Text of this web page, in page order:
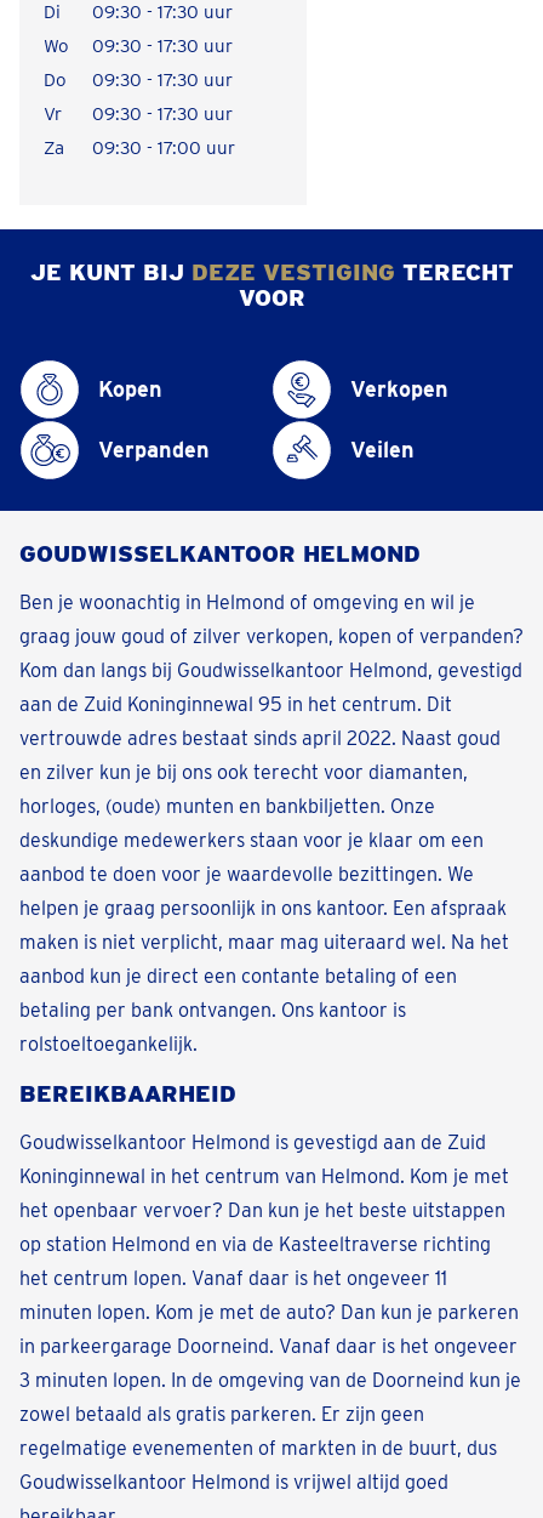
Di
09:30 - 17:30 uur
Wo
09:30 - 17:30 uur
Do
09:30 - 17:30 uur
Vr
09:30 - 17:30 uur
Za
09:30 - 17:00 uur
JE KUNT BIJ DEZE VESTIGING TERECHT
VOOR
Kopen Verkopen
Verpanden Veilen
GOUDWISSELKANTOOR HELMOND
Ben je woonachtig in Helmond of omgeving en wil je
graag jouw goud of zilver verkopen, kopen of verpanden?
Kom dan langs bij Goudwisselkantoor Helmond, gevestigd
aan de Zuid Koninginnewal 95 in het centrum. Dit
vertrouwde adres bestaat sinds april 2022. Naast goud
en zilver kun je bij ons ook terecht voor diamanten,
horloges, (oude) munten en bankbiljetten. Onze
deskundige medewerkers staan voor je klaar om een
aanbod te doen voor je waardevolle bezittingen. We
helpen je graag persoonlijk in ons kantoor. Een afspraak
maken is niet verplicht, maar mag uiteraard wel. Na het
aanbod kun je direct een contante betaling of een
betaling per bank ontvangen. Ons kantoor is
rolstoeltoegankelijk.
BEREIKBAARHEID
Goudwisselkantoor Helmond is gevestigd aan de Zuid
Koninginnewal in het centrum van Helmond. Kom je met
het openbaar vervoer? Dan kun je het beste uitstappen
op station Helmond en via de Kasteeltraverse richting
het centrum lopen. Vanaf daar is het ongeveer 11
minuten lopen. Kom je met de auto? Dan kun je parkeren
in parkeergarage Doorneind. Vanaf daar is het ongeveer
3 minuten lopen. In de omgeving van de Doorneind kun je
zowel betaald als gratis parkeren. Er zijn geen
regelmatige evenementen of markten in de buurt, dus
Goudwisselkantoor Helmond is vrijwel altijd goed